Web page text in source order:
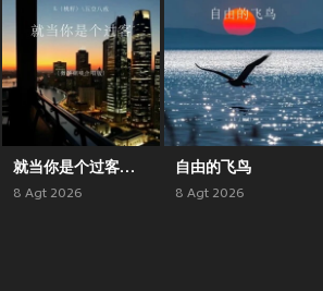
就当你是个过客（微醺烟嗓合唱版）
8 Agt 2026
自由的飞鸟
8 Agt 2026